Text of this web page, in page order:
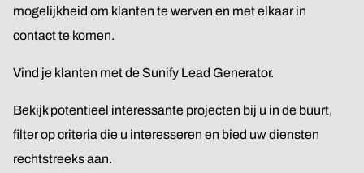
mogelijkheid om klanten te werven en met elkaar in
contact te komen.
Vind je klanten met de Sunify Lead Generator.
Bekijk potentieel interessante projecten bij u in de buurt,
filter op criteria die u interesseren en bied uw diensten
rechtstreeks aan.